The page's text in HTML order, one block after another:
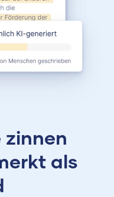
zinnen
als